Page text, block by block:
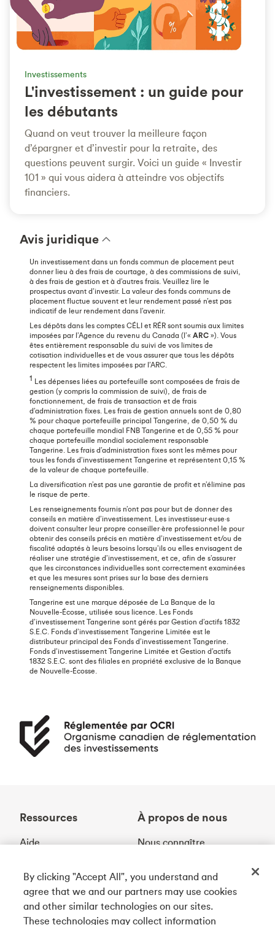
Investissements
L'investissement : un guide pour
les débutants
Quand on veut trouver la meilleure façon
d’épargner et d’investir pour la retraite, des
questions peuvent surgir. Voici un guide « Investir
101 » qui vous aidera à atteindre vos objectifs
financiers.
Avis juridique
Un investissement dans un fonds commun de placement peut
donner lieu à des frais de courtage, à des commissions de suivi,
à des frais de gestion et à d’autres frais. Veuillez lire le
prospectus avant d’investir. La valeur des fonds communs de
placement fluctue souvent et leur rendement passé n’est pas
indicatif de leur rendement dans l’avenir.
Les dépôts dans les comptes CÉLI et RÉR sont soumis aux limites
imposées par l’Agence du revenu du Canada (l’« ARC »). Vous
êtes entièrement responsable du suivi de vos limites de
cotisation individuelles et de vous assurer que tous les dépôts
respectent les limites imposées par l’ARC.
1 Les dépenses liées au portefeuille sont composées de frais de
gestion (y compris la commission de suivi), de frais de
fonctionnement, de frais de transaction et de frais
d’administration fixes. Les frais de gestion annuels sont de 0,80
% pour chaque portefeuille principal Tangerine, de 0,50 % du
chaque portefeuille mondial FNB Tangerine et de 0,55 % pour
chaque portefeuille mondial socialement responsable
Tangerine. Les frais d’administration fixes sont les mêmes pour
tous les fonds d’investissement Tangerine et représentent 0,15 %
de la valeur de chaque portefeuille.
La diversification n’est pas une garantie de profit et n’élimine pas
le risque de perte.
Les renseignements fournis n’ont pas pour but de donner des
conseils en matière d’investissement. Les investisseur·euse·s
doivent consulter leur propre conseiller·ère professionnel·le pour
obtenir des conseils précis en matière d’investissement et/ou de
fiscalité adaptés à leurs besoins lorsqu’ils ou elles envisagent de
réaliser une stratégie d’investissement, et ce, afin de s’assurer
que les circonstances individuelles sont correctement examinées
et que les mesures sont prises sur la base des derniers
renseignements disponibles.
Tangerine est une marque déposée de La Banque de la
Nouvelle-Écosse, utilisée sous licence. Les Fonds
d’investissement Tangerine sont gérés par Gestion d’actifs 1832
S.E.C. Fonds d’investissement Tangerine Limitée est le
distributeur principal des Fonds d’investissement Tangerine.
Fonds d’investissement Tangerine Limitée et Gestion d’actifs
1832 S.E.C. sont des filiales en propriété exclusive de la Banque
de Nouvelle-Écosse.
Ressources
Aide
Contactez-nous
Localisateur de
guichets
Taux
À propos de nous
Nous connaître
Partenariats
Carrières
Communauté
By clicking "Accept All", you understand and
agree that we and our partners may use cookies
and other similar technologies on our sites.
These technologies may collect information